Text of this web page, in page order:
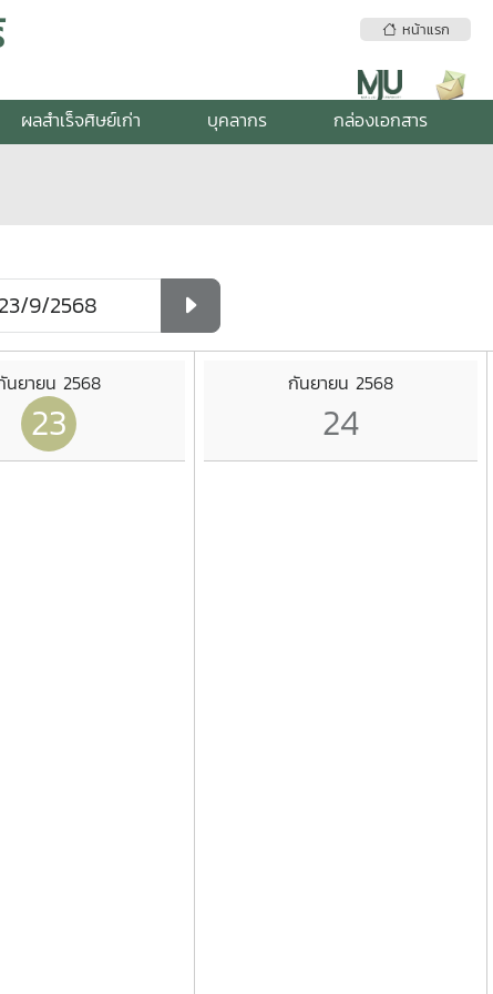
หน้าแรก
ผลสำเร็จศิษย์เก่า บุคลากร กล่องเอกสาร
นยายน 2568
23
กันยายน 2568
24